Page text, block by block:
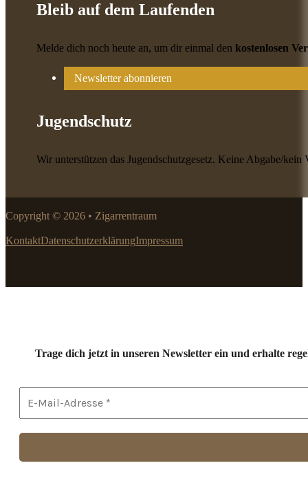
Bleib auf dem Laufenden
Melde dich noch heute an, um dir einmal denkostenlosen
Newsletter abonnieren
Jugendschutz
Wir unterstützen das Jugendschutzgesetz. Keine Abgabe/
Copyright © 2026 • Zigarrentraum
KontaktDatenschutzerklärungImpressum
Trage dich jetzt in unseren Newsletter ein und erhalte